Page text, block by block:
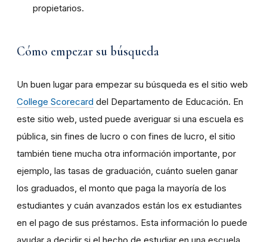
propietarios.
Cómo empezar su búsqueda
Un buen lugar para empezar su búsqueda es el sitio web
College Scorecard del Departamento de Educación. En
este sitio web, usted puede averiguar si una escuela es
pública, sin fines de lucro o con fines de lucro, el sitio
también tiene mucha otra información importante, por
ejemplo, las tasas de graduación, cuánto suelen ganar
los graduados, el monto que paga la mayoría de los
estudiantes y cuán avanzados están los ex estudiantes
en el pago de sus préstamos. Esta información lo puede
ayudar a decidir si el hecho de estudiar en una escuela